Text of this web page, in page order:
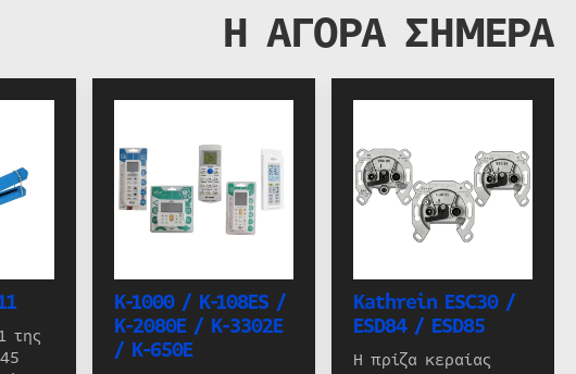
Η ΑΓΟΡΑ ΣΗΜΕΡΑ
της
K-1000 / K-108ES /
K-2080E / K-3302E
/ K-650E
Kathrein ESC30 /
ESD84 / ESD85
Η πρίζα κεραίας